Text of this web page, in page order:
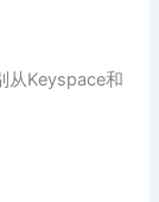
从Keyspace和